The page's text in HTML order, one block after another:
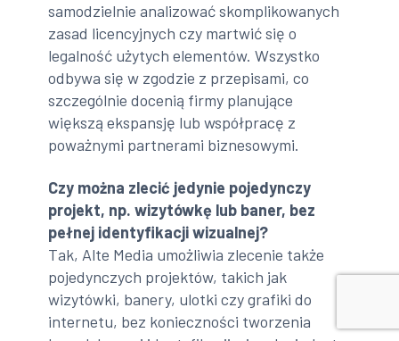
samodzielnie analizować skomplikowanych
zasad licencyjnych czy martwić się o
legalność użytych elementów. Wszystko
odbywa się w zgodzie z przepisami, co
szczególnie docenią firmy planujące
większą ekspansję lub współpracę z
poważnymi partnerami biznesowymi.
Czy można zlecić jedynie pojedynczy
projekt, np. wizytówkę lub baner, bez
pełnej identyfikacji wizualnej?
Tak, Alte Media umożliwia zlecenie także
pojedynczych projektów, takich jak
wizytówki, banery, ulotki czy grafiki do
internetu, bez konieczności tworzenia